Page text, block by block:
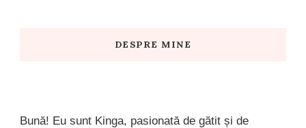
DESPRE MINE
Bună! Eu sunt Kinga, pasionată de gătit și de